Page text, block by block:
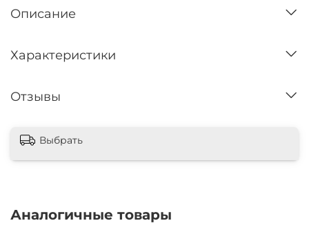
Описание
Характеристики
Отзывы
Выбрать
Аналогичные товары